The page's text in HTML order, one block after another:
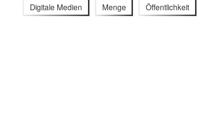
Digitale Medien Menge Öffentlichkeit